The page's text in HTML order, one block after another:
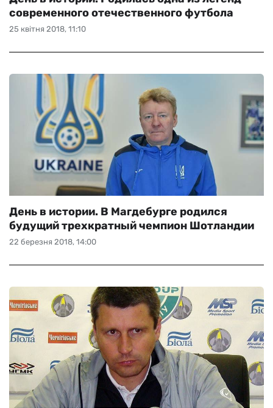
25 квітня 2018, 11:10
современного отечественного футбола
22 березня 2018, 14:00
День в истории. В Магдебурге родился
будущий трехкратный чемпион Шотландии